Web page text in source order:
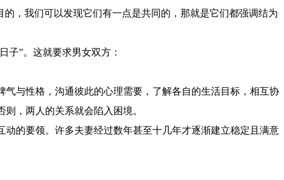
，我们可以发现它们有一点是共同的，那就是它们都强调结为
子”。这就要求男女双方：
与性格，沟通彼此的心理需要，了解各自的生活目标，相互协
，两人的关系就会陷入困境。
的要领。许多夫妻经过数年甚至十几年才逐渐建立稳定且满意